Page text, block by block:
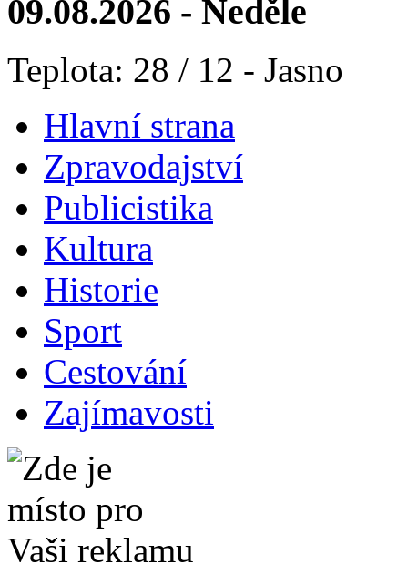
09.08.2026 - Neděle
Teplota: 28 / 12 - Jasno
Hlavní strana
Zpravodajství
Publicistika
Kultura
Historie
Sport
Cestování
Zajímavosti